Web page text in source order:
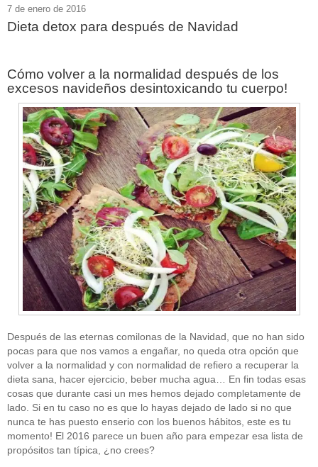
7 de enero de 2016
Dieta detox para después de Navidad
Cómo volver a la normalidad después de los
excesos navideños desintoxicando tu cuerpo!
Después de las eternas comilonas de la Navidad, que no han sido
pocas para que nos vamos a engañar, no queda otra opción que
volver a la normalidad y con normalidad de refiero a recuperar la
dieta sana, hacer ejercicio, beber mucha agua… En fin todas esas
cosas que durante casi un mes hemos dejado completamente de
lado. Si en tu caso no es que lo hayas dejado de lado si no que
nunca te has puesto enserio con los buenos hábitos, este es tu
momento! El 2016 parece un buen año para empezar esa lista de
propósitos tan típica, ¿no crees?